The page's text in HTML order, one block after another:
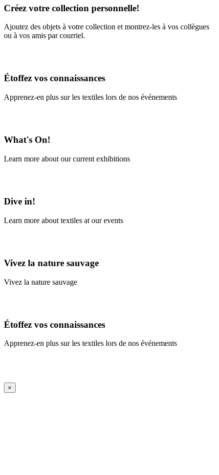
Créez votre collection personnelle!
Ajoutez des objets à votre collection et montrez-les à vos collègues
ou à vos amis par courriel.
Étoffez vos connaissances
Apprenez-en plus sur les textiles lors de nos événements
What's On!
Learn more about our current exhibitions
Dive in!
Learn more about textiles at our events
Vivez la nature sauvage
Vivez la nature sauvage
Étoffez vos connaissances
Apprenez-en plus sur les textiles lors de nos événements
iFrame Title
×